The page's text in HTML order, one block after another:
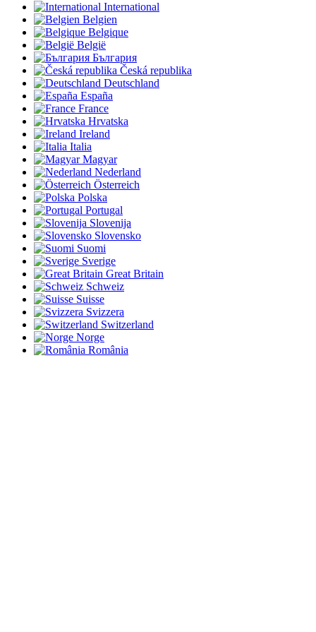
International
Belgien
Belgique
België
България
Česká republika
Deutschland
España
France
Hrvatska
Ireland
Italia
Magyar
Nederland
Österreich
Polska
Portugal
Slovenija
Slovensko
Suomi
Sverige
Great Britain
Schweiz
Suisse
Svizzera
Switzerland
Norge
România